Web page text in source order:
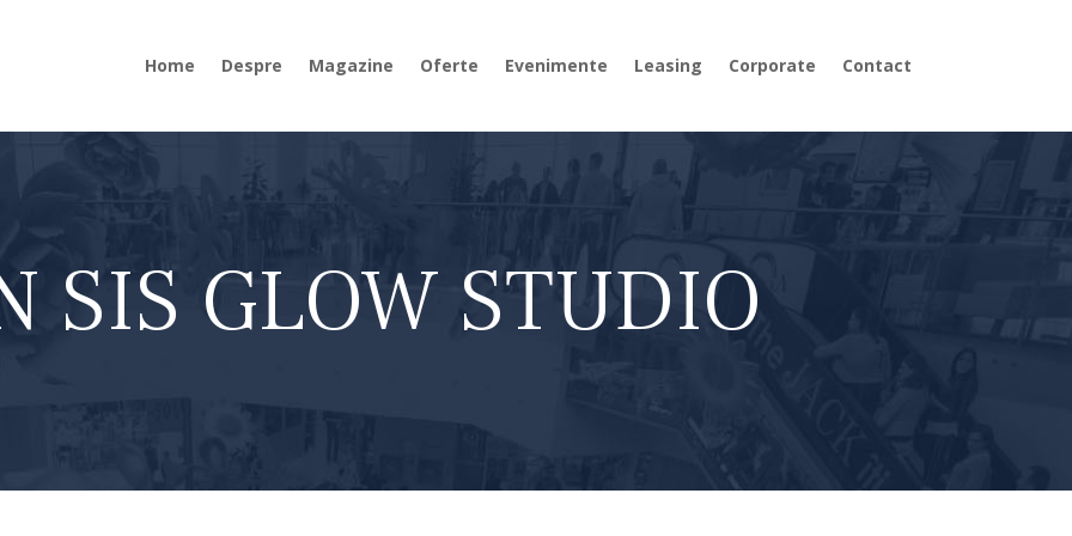
Home Despre Magazine Oferte Evenimente Leasing Corporate Contact
SIS GLOW STUDIO